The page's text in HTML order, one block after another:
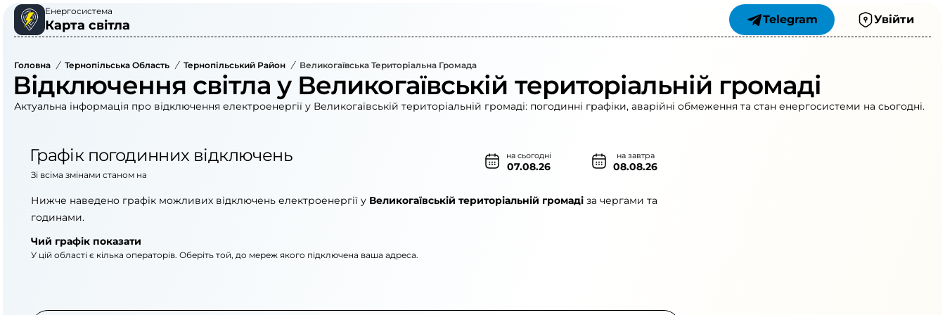
Енергосистема
Карта світла Telegram Увійти
Головна / Тернопільська Область / Тернопільський Район / Великогаївська Територіальна Громада
Відключення світла у Великогаївській територіальній громаді
Актуальна інформація про відключення електроенергії у Великогаївській територіальній громаді: погодинні графіки, аварійні обмеження та стан енергосистеми на сьогодні.
Графік погодинних відключень на сьогодні
07.08.26
на завтра
08.08.26
Зі всіма змінами станом на
Нижче наведено графік можливих відключень електроенергії у Великогаївській територіальній громаді за чергами та
годинами.
Чий графік показати
У цій області є кілька операторів. Оберіть той, до мереж якого підключена ваша адреса.